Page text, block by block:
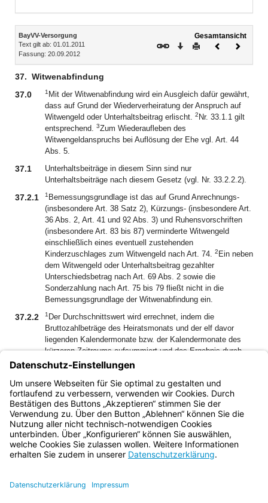
Inhalt
BayVV-Versorgung
Text gilt ab: 01.01.2011
Fassung: 20.09.2012
Gesamtansicht
Download
DruckenVorheriges
37. Witwenabfindung
37.0
1 Mit der Witwenabfindung wird ein Ausgleich dafür gewährt,
dass auf Grund der Wiederverheiratung der Anspruch auf
Witwengeld oder Unterhaltsbeitrag erlischt. 2 Nr. 33.1.1 gilt
entsprechend. 3Zum Wiederaufleben des
Witwengeldanspruchs bei Auflösung der Ehe vgl. Art. 44
Abs. 5.
37.1
Unterhaltsbeiträge in diesem Sinn sind nur
Unterhaltsbeiträge nach diesem Gesetz (vgl. Nr. 33.2.2.2).
37.2.1 1 Bemessungsgrundlage ist das auf Grund Anrechnungs-
(insbesondere Art. 38 Satz 2), Kürzungs- (insbesondere Art.
36 Abs. 2, Art. 41 und 92 Abs. 3) und Ruhensvorschriften
(insbesondere Art. 83 bis 87) verminderte Witwengeld
einschließlich eines eventuell zustehenden
Kinderzuschlages zum Witwengeld nach Art. 74. 2 Ein neben
dem Witwengeld oder Unterhaltsbeitrag gezahlter
Unterschiedsbetrag nach Art. 69 Abs. 2 sowie die
Sonderzahlung nach Art. 75 bis 79 fließt nicht in die
Bemessungsgrundlage der Witwenabfindung ein.
37.2.2 1 Der Durchschnittswert wird errechnet, indem die
Bruttozahlbeträge des Heiratsmonats und der elf davor
liegenden Kalendermonate bzw. der Kalendermonate des
kürzeren Zeitraums aufsummiert und das Ergebnis durch
zwölf bzw. die Anzahl der Kalendermonate des kürzeren
Zeitraums dividiert wird.
Vierundzwanzigfache des Durchschnittswerts und ist in
einer Summe zu zahlen.
Bayern.de
BayernPortal
Impressum